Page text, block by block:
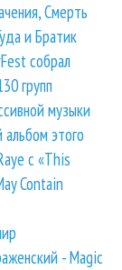
Смерть
и Братик
собрал
групп
музыки
этого
с «This
Contain
- Magic